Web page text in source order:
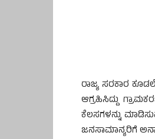
ರಾಜ್ಯ ಸರಕಾರ
ಆಗ್ರಹಿಸಿದ್ದು
ಕೆಲಸಗಳನ್ನು
ಜನಸಾಮಾನ್ಯರಿಗೆ